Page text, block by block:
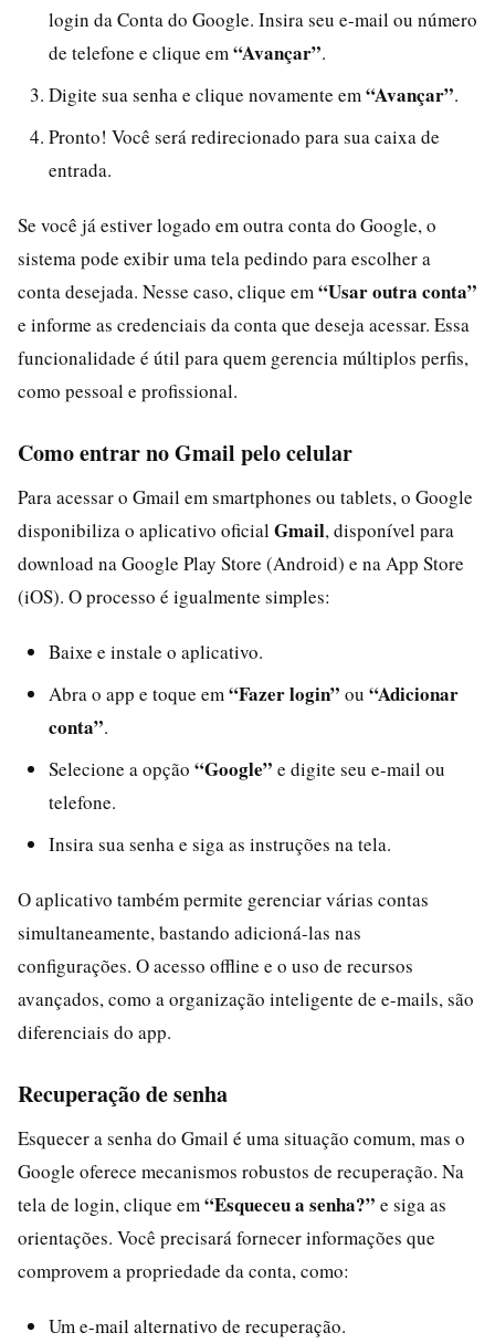
login da Conta do Google. Insira seu e-mail ou número
de telefone e clique em “Avançar”.
Digite sua senha e clique novamente em “Avançar”.
Pronto! Você será redirecionado para sua caixa de
entrada.
Se você já estiver logado em outra conta do Google, o
sistema pode exibir uma tela pedindo para escolher a
conta desejada. Nesse caso, clique em “Usar outra conta”
e informe as credenciais da conta que deseja acessar. Essa
funcionalidade é útil para quem gerencia múltiplos perfis,
como pessoal e profissional.
Como entrar no Gmail pelo celular
Para acessar o Gmail em smartphones ou tablets, o Google
disponibiliza o aplicativo oficial Gmail, disponível para
download na Google Play Store (Android) e na App Store
(iOS). O processo é igualmente simples:
Baixe e instale o aplicativo.
Abra o app e toque em “Fazer login” ou “Adicionar
conta”.
Selecione a opção “Google” e digite seu e-mail ou
telefone.
Insira sua senha e siga as instruções na tela.
O aplicativo também permite gerenciar várias contas
simultaneamente, bastando adicioná-las nas
configurações. O acesso offline e o uso de recursos
avançados, como a organização inteligente de e-mails, são
diferenciais do app.
Recuperação de senha
Esquecer a senha do Gmail é uma situação comum, mas o
Google oferece mecanismos robustos de recuperação. Na
tela de login, clique em “Esqueceu a senha?” e siga as
orientações. Você precisará fornecer informações que
comprovem a propriedade da conta, como:
Um e-mail alternativo de recuperação.